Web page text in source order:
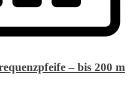
– bis 200 m